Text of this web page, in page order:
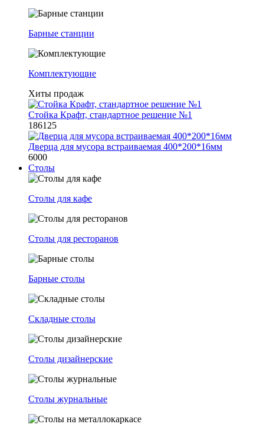
Барные станции
Комплектующие
Хиты продаж
Стойка Крафт, стандартное решение №1
186125
Дверца для мусора встраиваемая 400*200*16мм
6000
Столы
Столы для кафе
Столы для ресторанов
Барные столы
Складные столы
Столы дизайнерские
Столы журнальные